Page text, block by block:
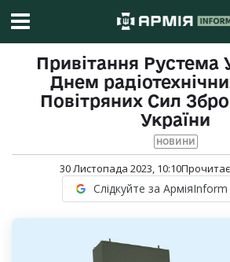
Привітання Рустема
Днем
Повітряних Сил
України
НОВИНИ
30 Листопада 2023, 10:10
Слідкуйте за